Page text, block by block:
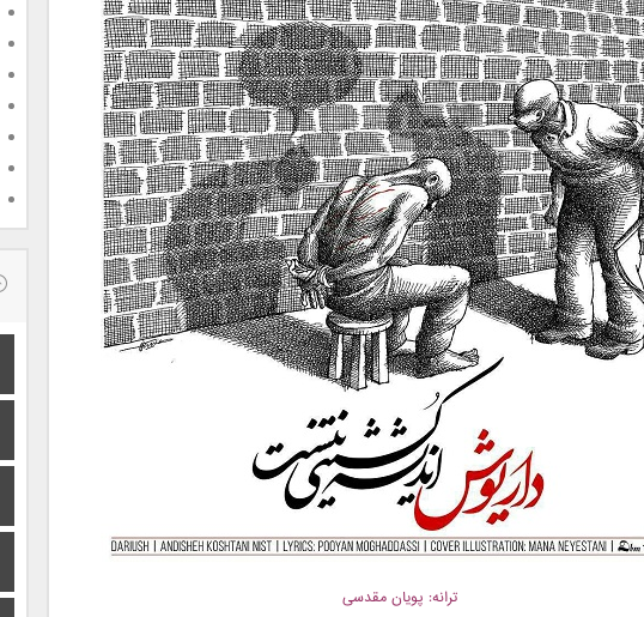
ترانه: پویان مقدسی